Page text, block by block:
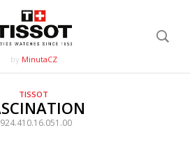
by MinutaCZ
TISSOT